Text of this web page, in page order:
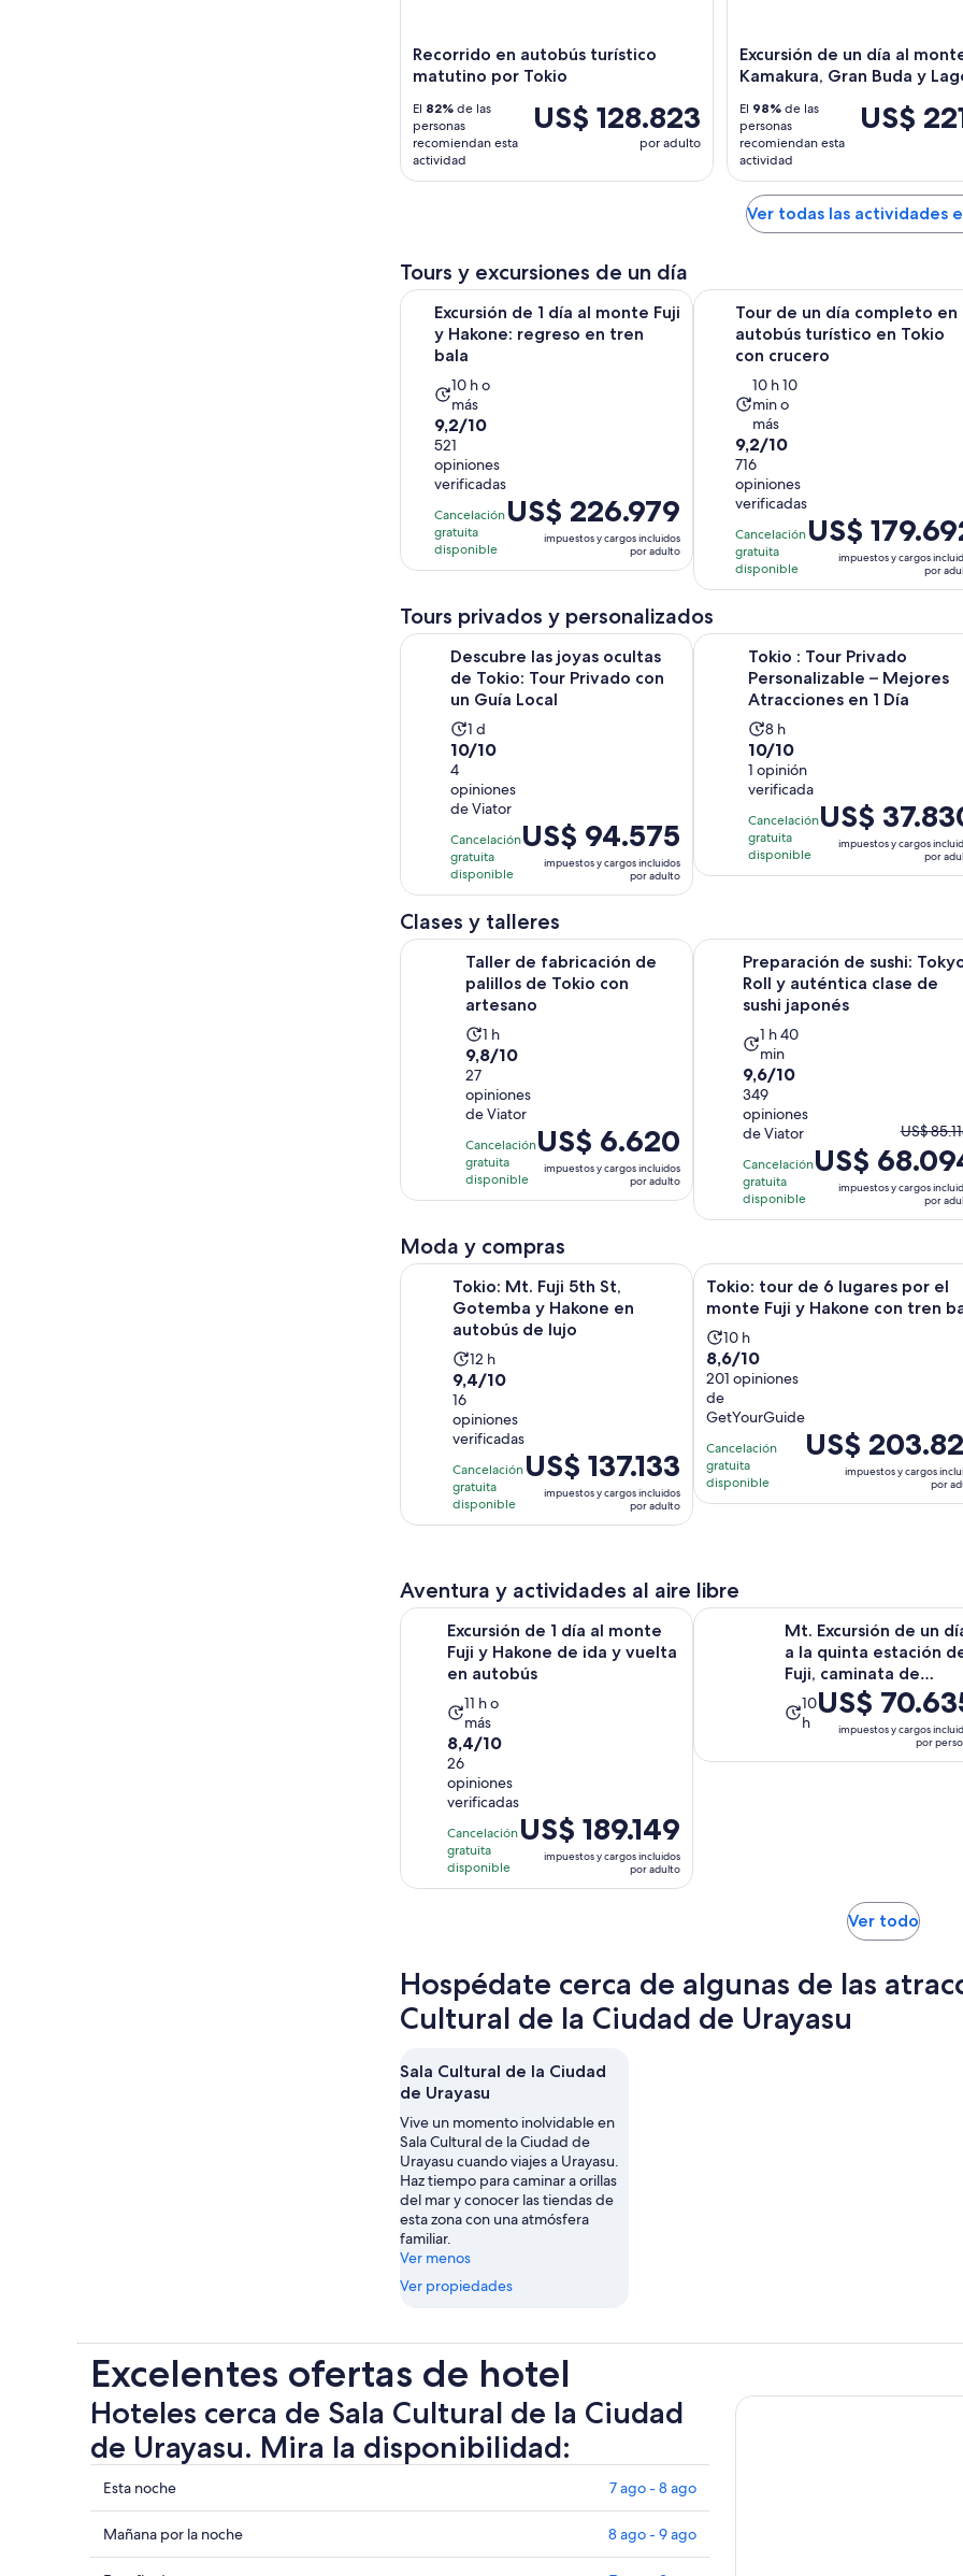
Recorrido en autobús turístico
matutino por Tokio
US$ 128.823
por adulto
El 82% de las
personas
recomiendan esta
actividad
Excursión de un día al
Kamakura, Gran Buda y
US$
El 98% de las
personas
recomiendan esta
actividad
Ver todas las actividades
Tours y excursiones de un día
Excursión de 1 día al monte Fuji
y Hakone: regreso en tren
bala
La
actividad
dura
10
horas
10 h o
más
9.2
de
10
con
521
opiniones
9,2/10
521
opiniones
verificadas
Cancelación
gratuita
disponible
El
precio
de
por
adulto
US$ 226.979
impuestos y cargos incluidos
por adulto
Excursión de 1 día al monte Fuji y Hakone: regreso en tren bala Se abrirá
Tour de un día completo en
autobús turístico en Tokio
con crucero
La
actividad
dura
10
horas
y
minutos
10 h 10
min o
más
9.2
de
10
con
716
opiniones
9,2/10
716
opiniones
verificadas
Cancelación
gratuita
disponible
El
precio
de
por
adulto
US$
impuestos y cargos
por
Tour de un día completo en
Tours privados y personalizados
Descubre las joyas ocultas
de Tokio: Tour Privado con
un Guía Local
La
actividad
1
día
1 d
10.0
de
10
con
4
opiniones
10/10
4
opiniones
de Viator
Cancelación
gratuita
disponible
El
precio
de
US$ 94.575.
por
adulto
US$ 94.575
impuestos y cargos incluidos
por adulto
Descubre las joyas ocultas de Tokio: Tour Privado con un Guía Local Se
Tokio : Tour Privado
Personalizable – Mejores
Atracciones en 1 Día
La
actividad
dura
8
horas
8 h
10.0
de
10
con
1
opinión
10/10
1 opinión
verificada
Cancelación
gratuita
disponible
El
precio
de
adulto
US$
impuestos y cargos
por
Tokio : Tour Privado
Clases y talleres
Taller de fabricación de
palillos de Tokio con
artesano
La
actividad
1
hora
1 h
9.8
de
10
con
27
opiniones
9,8/10
27
opiniones
de Viator
Cancelación
gratuita
disponible
El
precio
es
de
por
adulto
US$ 6.620
impuestos y cargos incluidos
por adulto
Taller de fabricación de palillos de Tokio con artesano Se abrirá en una
Preparación de sushi:
Roll y auténtica clase de
sushi japonés
La
actividad
dura
1
hora
40
minutos
1 h 40
min
9.6
de
10
con
349
opiniones
9,6/10
349
opiniones
de Viator
Cancelación
gratuita
disponible
El
precio
anterior
era
US$
el
actual
es
US$
US$
impuestos y cargos
por
Preparación de sushi: Tokyo Roll y
Moda y compras
Tokio: Mt. Fuji 5th St,
Gotemba y Hakone en
autobús de lujo
La
actividad
12
horas
12 h
9.4
de
10
con
16
opiniones
9,4/10
16
opiniones
verificadas
Cancelación
gratuita
disponible
El
precio
de
adulto
US$ 137.133
impuestos y cargos incluidos
por adulto
Tokio: Mt. Fuji 5th St, Gotemba y Hakone en autobús de lujo Se abrirá
Tokio: tour de 6 lugares por el
monte Fuji y Hakone con tren
La
actividad
dura
10
horas
10 h
8.6
de
10
con
201
opiniones
8,6/10
201 opiniones
de
GetYourGuide
Cancelación
gratuita
disponible
El
precio
de
US$
impuestos y cargos
por
Tokio: tour de 6 lugares por el
Aventura y actividades al aire libre
Excursión de 1 día al monte
Fuji y Hakone de ida y vuelta
en autobús
La
actividad
dura
11
horas
11 h o
más
8.4
de
10
con
26
opiniones
8,4/10
26
opiniones
verificadas
Cancelación
gratuita
disponible
El
precio
de
US$ 189.149
impuestos y cargos incluidos
por adulto
Excursión de 1 día al monte Fuji y Hakone de ida y vuelta en autobús Se
Mt. Excursión de un
a la quinta estación
Fuji, caminata de
Oshino Ha...
La
actividad
10
h
El
precio
de
US$
impuestos y cargos
por
Mt. Excursión de un día a la
Ver todoSe
una
Hospédate cerca de algunas de las
Cultural de la Ciudad de Urayasu
Sala Cultural de la Ciudad
de Urayasu
Vive un momento inolvidable en
Sala Cultural de la Ciudad de
Urayasu cuando viajes a Urayasu.
Haz tiempo para caminar a orillas
del mar y conocer las tiendas de
esta zona con una atmósfera
familiar.
Ver menos
Ver propiedades
Excelentes ofertas de hotel
Hoteles cerca de Sala Cultural de la Ciudad
de Urayasu. Mira la disponibilidad:
Ver
precios
de
propiedades
Esta noche 7 ago - 8 ago
Ver
precios
Mañana por la noche 8 ago - 9 ago